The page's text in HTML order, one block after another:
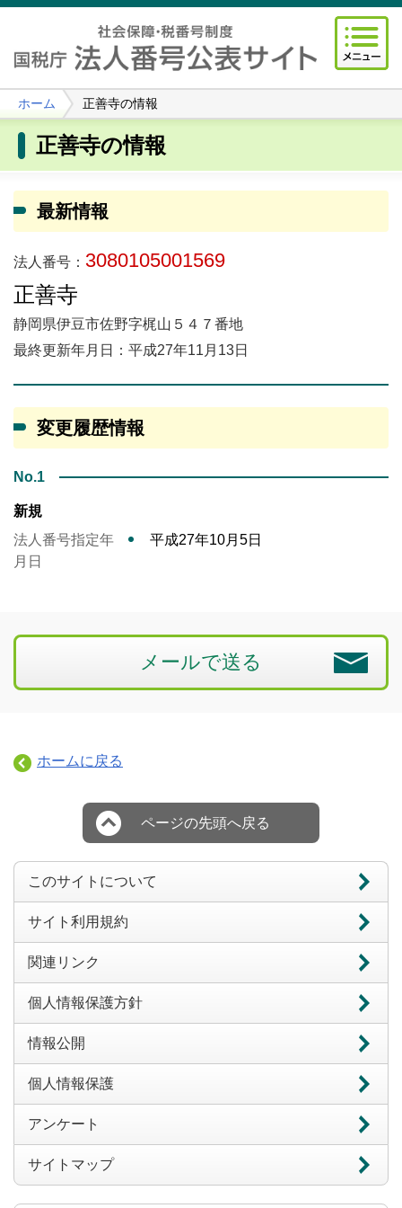
ホーム 正善寺の情報
正善寺の情報
最新情報
法人番号： 3080105001569
正善寺
静岡県伊豆市佐野字梶山５４７番地
最終更新年月日：平成27年11月13日
変更履歴情報
No.1
新規
法人番号指定年
月日
平成27年10月5日
メールで送る
ホームに戻る
ページの先頭へ戻る
このサイトについて
サイト利用規約
関連リンク
個人情報保護方針
情報公開
個人情報保護
アンケート
サイトマップ